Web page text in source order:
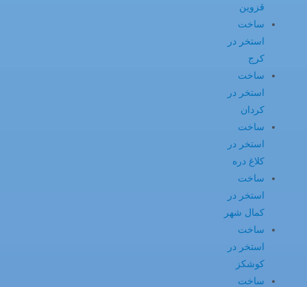
قزوین
ساخت
استخر در
کرج
ساخت
استخر در
کردان
ساخت
استخر در
کلاغ دره
ساخت
استخر در
کمال شهر
ساخت
استخر در
کوشکز
ساخت